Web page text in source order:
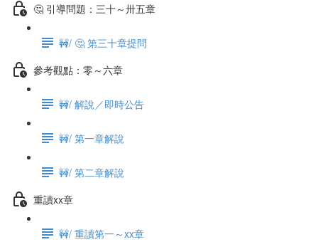
🤔 引導問題：三十～卅五章
🚧/ 🤔 第三十章提問
參考觀點：零～六章
🚧/ 解說／即時公告
🚧/ 第一章解說
🚧/ 第二章解說
重讀xx章
🚧/ 重讀第一～xx章